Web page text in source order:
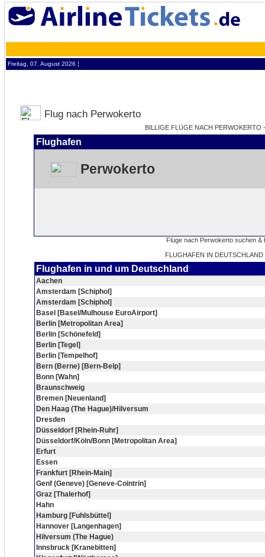
Freitag, 07. August 2026 ¦
Flug nach Perwokerto
BILLIGE FLÜGE NACH PERWOKERTO
Flughafen
Perwokerto
FLUGHAFEN IN
Flughafen in und um Deutschland
Aachen
Amsterdam [Schiphol]
Amsterdam [Schiphol]
Basel [Basel/Mulhouse EuroAirport]
Berlin [Metropolitan Area]
Berlin [Schönefeld]
Berlin [Tegel]
Berlin [Tempelhof]
Bern (Berne) [Bern-Belp]
Bonn [Wahn]
Braunschweig
Bremen [Neuenland]
Den Haag (The Hague)/Hilversum
Dresden
Düsseldorf [Rhein-Ruhr]
Düsseldorf/Köln/Bonn [Metropolitan Area]
Erfurt
Essen
Frankfurt [Rhein-Main]
Genf (Geneve) [Geneve-Cointrin]
Graz [Thalerhof]
Hahn
Hamburg [Fuhlsbüttel]
Hannover [Langenhagen]
Hilversum (The Hague)
Innsbruck [Kranebitten]